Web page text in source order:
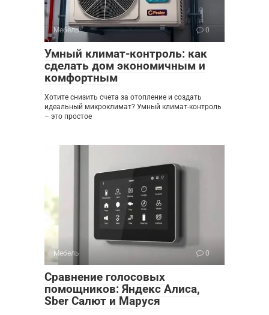
Мебель 0
Умный климат-контроль: как
сделать дом экономичным и
комфортным
Хотите снизить счета за отопление и создать
идеальный микроклимат? Умный климат-контроль
– это простое
Мебель 0
Сравнение голосовых
помощников: Яндекс Алиса,
Sber Салют и Маруся